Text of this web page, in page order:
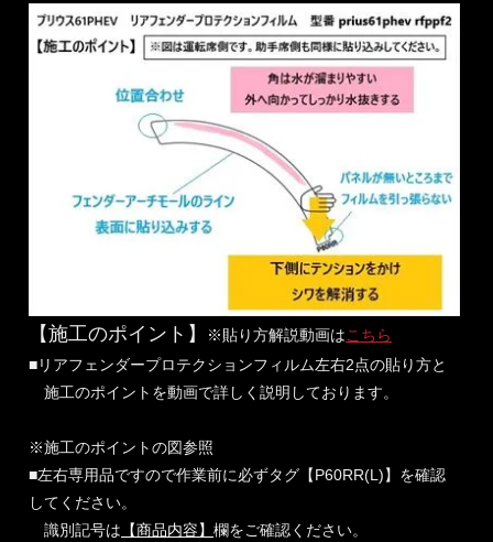
【施工のポイント】 ※貼り方解説動画はこちら
■リアフェンダープロテクションフィルム左右2点の貼り方と
施工のポイントを動画で詳しく説明しております。
※施工のポイントの図参照
■左右専用品ですので作業前に必ずタグ【P60RR(L)】を確認
してください。
識別記号は 【商品内容】欄をご確認ください。